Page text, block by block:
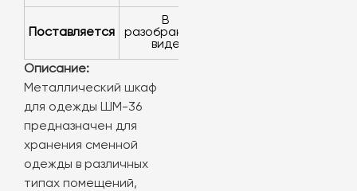
Поставляется
в
разобранном
виде
Описание:
Металлический шкаф
для одежды ШМ-36
предназначен для
хранения сменной
одежды в различных
типах помещений,